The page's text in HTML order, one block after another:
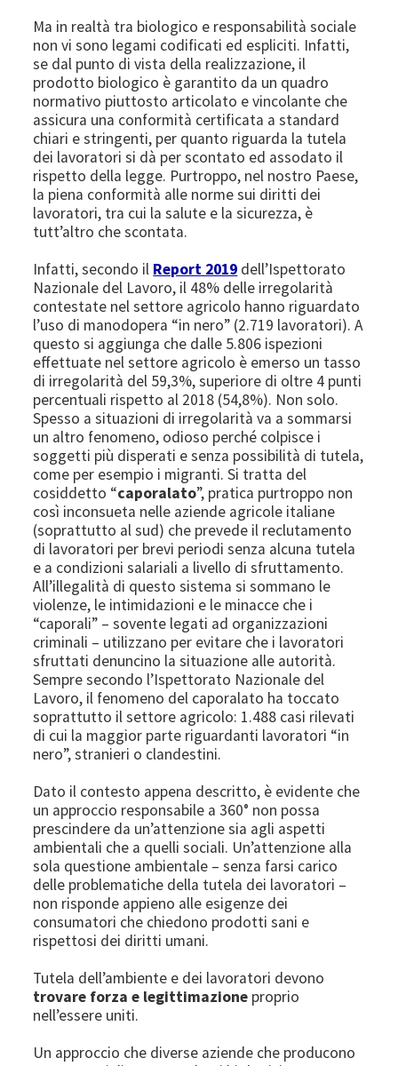
Ma in realtà tra biologico e responsabilità sociale
non vi sono legami codificati ed espliciti. Infatti,
se dal punto di vista della realizzazione, il
prodotto biologico è garantito da un quadro
normativo piuttosto articolato e vincolante che
assicura una conformità certificata a standard
chiari e stringenti, per quanto riguarda la tutela
dei lavoratori si dà per scontato ed assodato il
rispetto della legge. Purtroppo, nel nostro Paese,
la piena conformità alle norme sui diritti dei
lavoratori, tra cui la salute e la sicurezza, è
tutt’altro che scontata.
Infatti, secondo il Report 2019 dell’Ispettorato
Nazionale del Lavoro, il 48% delle irregolarità
contestate nel settore agricolo hanno riguardato
l’uso di manodopera “in nero” (2.719 lavoratori). A
questo si aggiunga che dalle 5.806 ispezioni
effettuate nel settore agricolo è emerso un tasso
di irregolarità del 59,3%, superiore di oltre 4 punti
percentuali rispetto al 2018 (54,8%). Non solo.
Spesso a situazioni di irregolarità va a sommarsi
un altro fenomeno, odioso perché colpisce i
soggetti più disperati e senza possibilità di tutela,
come per esempio i migranti. Si tratta del
cosiddetto “caporalato”, pratica purtroppo non
così inconsueta nelle aziende agricole italiane
(soprattutto al sud) che prevede il reclutamento
di lavoratori per brevi periodi senza alcuna tutela
e a condizioni salariali a livello di sfruttamento.
All’illegalità di questo sistema si sommano le
violenze, le intimidazioni e le minacce che i
“caporali” – sovente legati ad organizzazioni
criminali – utilizzano per evitare che i lavoratori
sfruttati denuncino la situazione alle autorità.
Sempre secondo l’Ispettorato Nazionale del
Lavoro, il fenomeno del caporalato ha toccato
soprattutto il settore agricolo: 1.488 casi rilevati
di cui la maggior parte riguardanti lavoratori “in
nero”, stranieri o clandestini.
Dato il contesto appena descritto, è evidente che
un approccio responsabile a 360° non possa
prescindere da un’attenzione sia agli aspetti
ambientali che a quelli sociali. Un’attenzione alla
sola questione ambientale – senza farsi carico
delle problematiche della tutela dei lavoratori –
non risponde appieno alle esigenze dei
consumatori che chiedono prodotti sani e
rispettosi dei diritti umani.
Tutela dell’ambiente e dei lavoratori devono
trovare forza e legittimazione proprio
nell’essere uniti.
Un approccio che diverse aziende che producono